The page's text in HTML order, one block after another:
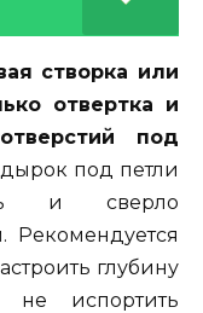
створка или
отвертка и
под
под петли
и сверло
глубину
не испортить